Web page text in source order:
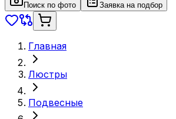
Поиск по фото Заявка на подбор
Главная
Люстры
Подвесные